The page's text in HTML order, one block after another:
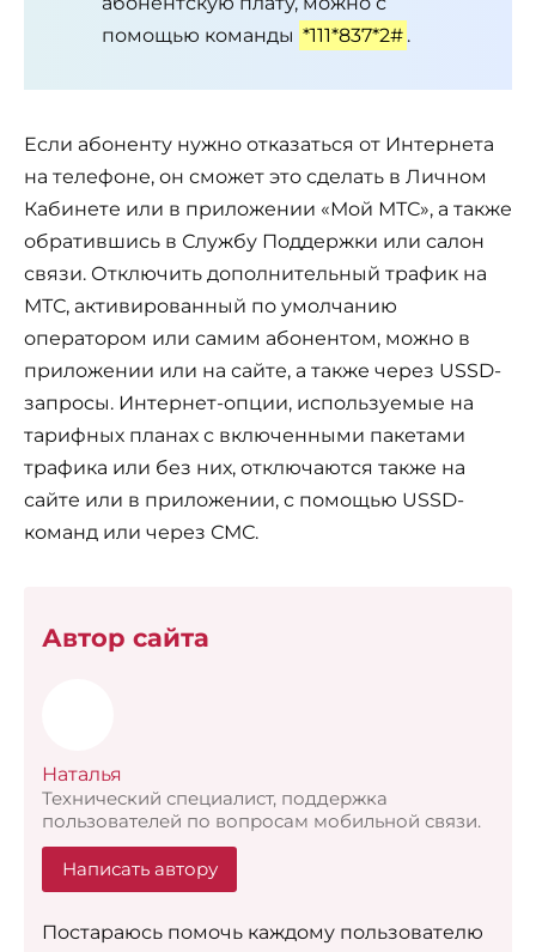
помощью команды *111*837*2# .
Если абоненту нужно отказаться от Интернета
на телефоне, он сможет это сделать в Личном
Кабинете или в приложении «Мой МТС», а также
обратившись в Службу Поддержки или салон
связи. Отключить дополнительный трафик на
МТС, активированный по умолчанию
оператором или самим абонентом, можно в
приложении или на сайте, а также через USSD-
запросы. Интернет-опции, используемые на
тарифных планах с включенными пакетами
трафика или без них, отключаются также на
сайте или в приложении, с помощью USSD-
команд или через СМС.
Автор сайта
Наталья
Технический специалист, поддержка
пользователей по вопросам мобильной связи.
Написать автору
Постараюсь помочь каждому пользователю